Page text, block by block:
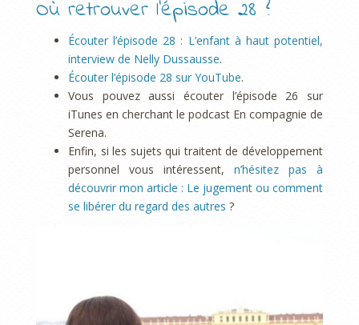
Où retrouver l’épisode 28 ?
Écouter l’épisode 28 : L’enfant à haut potentiel,
interview de Nelly Dussausse.
Écouter l’épisode 28 sur YouTube.
Vous pouvez aussi écouter l’épisode 26 sur
iTunes en cherchant le podcast En compagnie de
Serena.
Enfin, si les sujets qui traitent de développement
personnel vous intéressent, n’hésitez pas à
découvrir mon article : Le jugement ou comment
se libérer du regard des autres ?